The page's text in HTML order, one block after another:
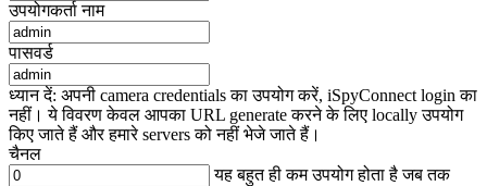
उपयोगकर्ता नाम
पासवर्ड
ध्यान दें: अपनी camera credentials का उपयोग करें, iSpyConnect login का
नहीं। ये विवरण केवल आपका URL generate करने के लिए locally उपयोग
किए जाते हैं और हमारे servers को नहीं भेजे जाते हैं।
चैनल
यह बहुत ही कम उपयोग होता है जब तक